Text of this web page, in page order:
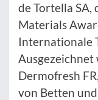
de Tortella SA,
Materials
Internationale
Dermofresh
von Betten